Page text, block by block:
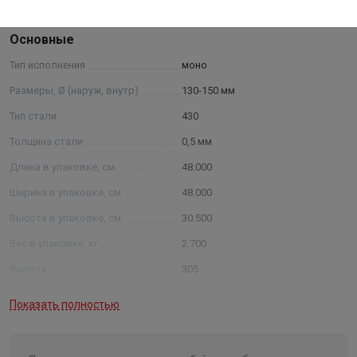
Основные
Тип исполнения моно
Размеры, Ø (наруж, внутр) 130-150 мм
Тип стали 430
Толщина стали 0,5 мм
Длина в упаковке, см. 48.000
Ширина в упаковке, см. 48.000
Высота в упаковке, см. 30.500
2.700
305
Показать полностью